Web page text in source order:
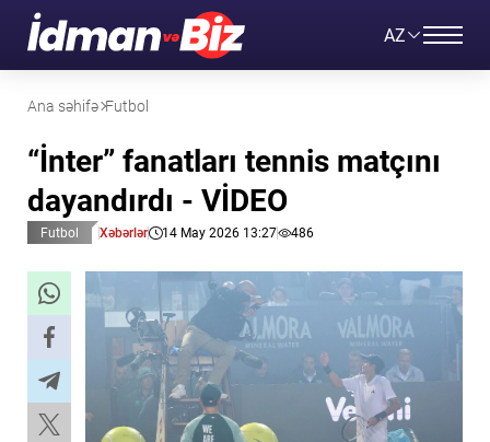
AZ
Ana səhifə Futbol
“İnter” fanatları tennis matçını
dayandırdı - VİDEO
Futbol Xəbərlər 14 May 2026 13:27 486